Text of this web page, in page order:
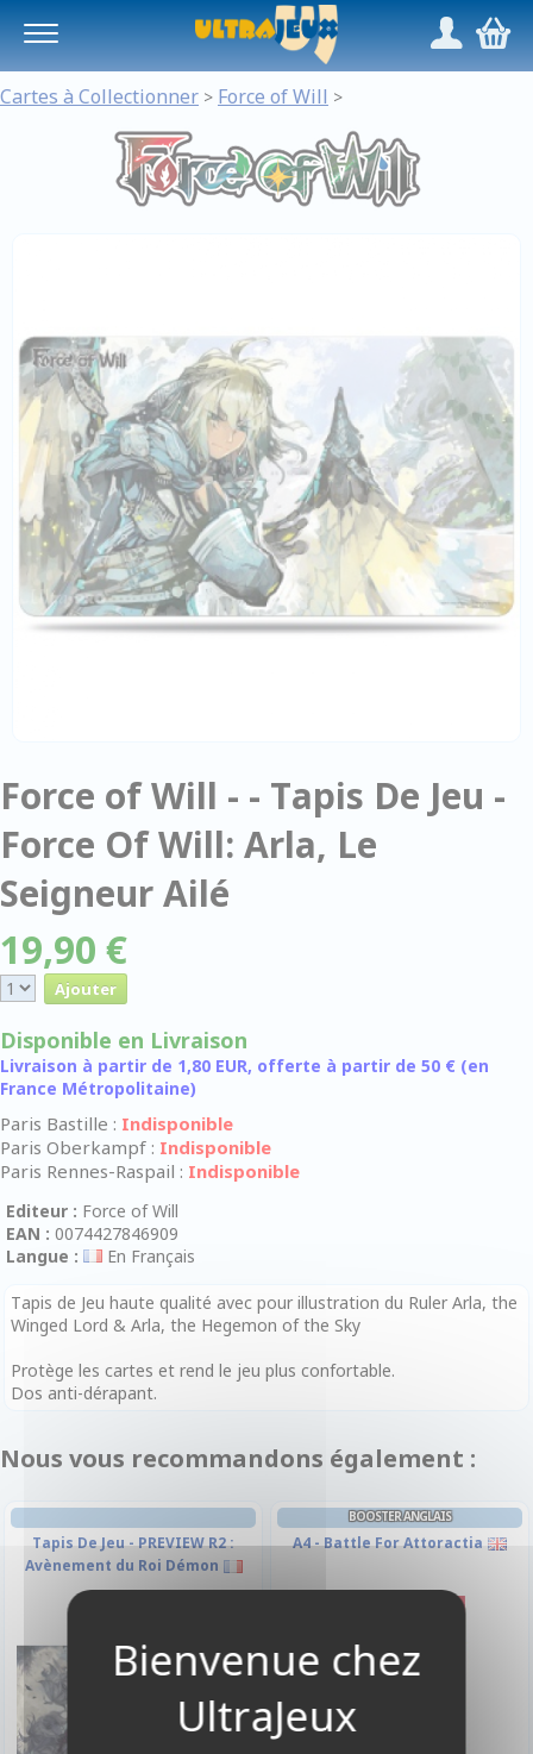
/,
Cartes à Collectionner > Force of Will >
Force of Will - - Tapis De Jeu -
Force Of Will: Arla, Le
Seigneur Ailé
19,90 €
Disponible en Livraison
Livraison à partir de 1,80 EUR, offerte à partir de 50 € (en
France Métropolitaine)
Paris Bastille : Indisponible
Paris Oberkampf : Indisponible
Paris Rennes-Raspail : Indisponible
Editeur : Force of Will
EAN : 0074427846909
Langue :
En Français
Tapis de Jeu haute qualité avec pour illustration du Ruler Arla, the
Winged Lord & Arla, the Hegemon of the Sky
Protège les cartes et rend le jeu plus confortable.
Dos anti-dérapant.
Nous vous recommandons également :
Tapis De Jeu - PREVIEW R2 :
Avènement du Roi Démon
BOOSTER ANGLAIS
A4 - Battle For Attoractia